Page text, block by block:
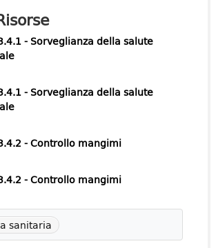
- Sorveglianza della salute
- Sorveglianza della salute
- Controllo mangimi
- Controllo mangimi
sanitaria